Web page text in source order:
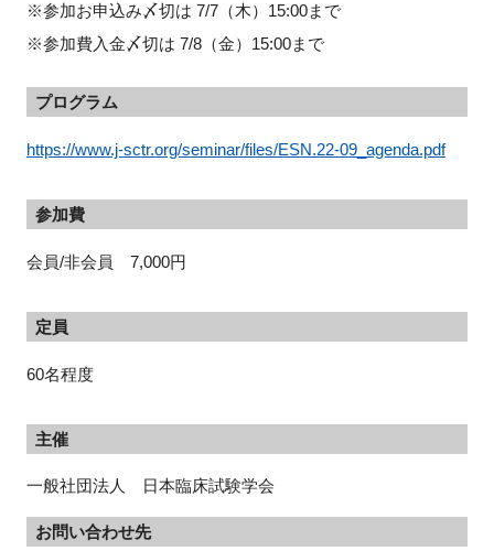
※参加お申込み〆切は 7/7（木）15:00まで
※参加費入金〆切は 7/8（金）15:00まで
プログラム
https://www.j-sctr.org/seminar/files/ESN.22-09_agenda.pdf
参加費
会員/非会員 7,000円
定員
60名程度
主催
一般社団法人 日本臨床試験学会
お問い合わせ先